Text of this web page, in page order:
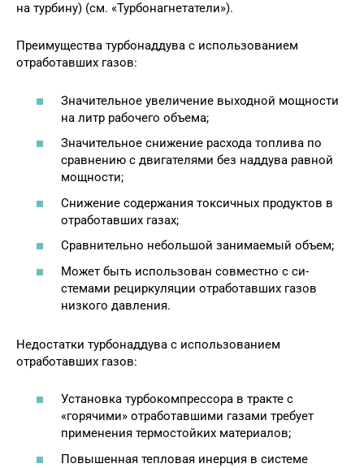
на турбину) (см. «Турбо­нагнетатели»).
Преимущества турбонаддува с использованием
отработавших газов:
Значительное увеличение выходной мощ­ности
на литр рабочего объема;
Значительное снижение расхода топлива по
сравнению с двигателями без наддува равной
мощности;
Снижение содержания токсичных продук­тов в
отработавших газах;
Сравнительно небольшой занимаемый объем;
Может быть использован совместно с си­
стемами рециркуляции отработавших га­зов
низкого давления.
Недостатки турбонаддува с использованием
отработавших газов:
Установка турбокомпрессора в тракте с
«горячими» отработавшими газами требует
применения термостойких материалов;
Повышенная тепловая инерция в системе